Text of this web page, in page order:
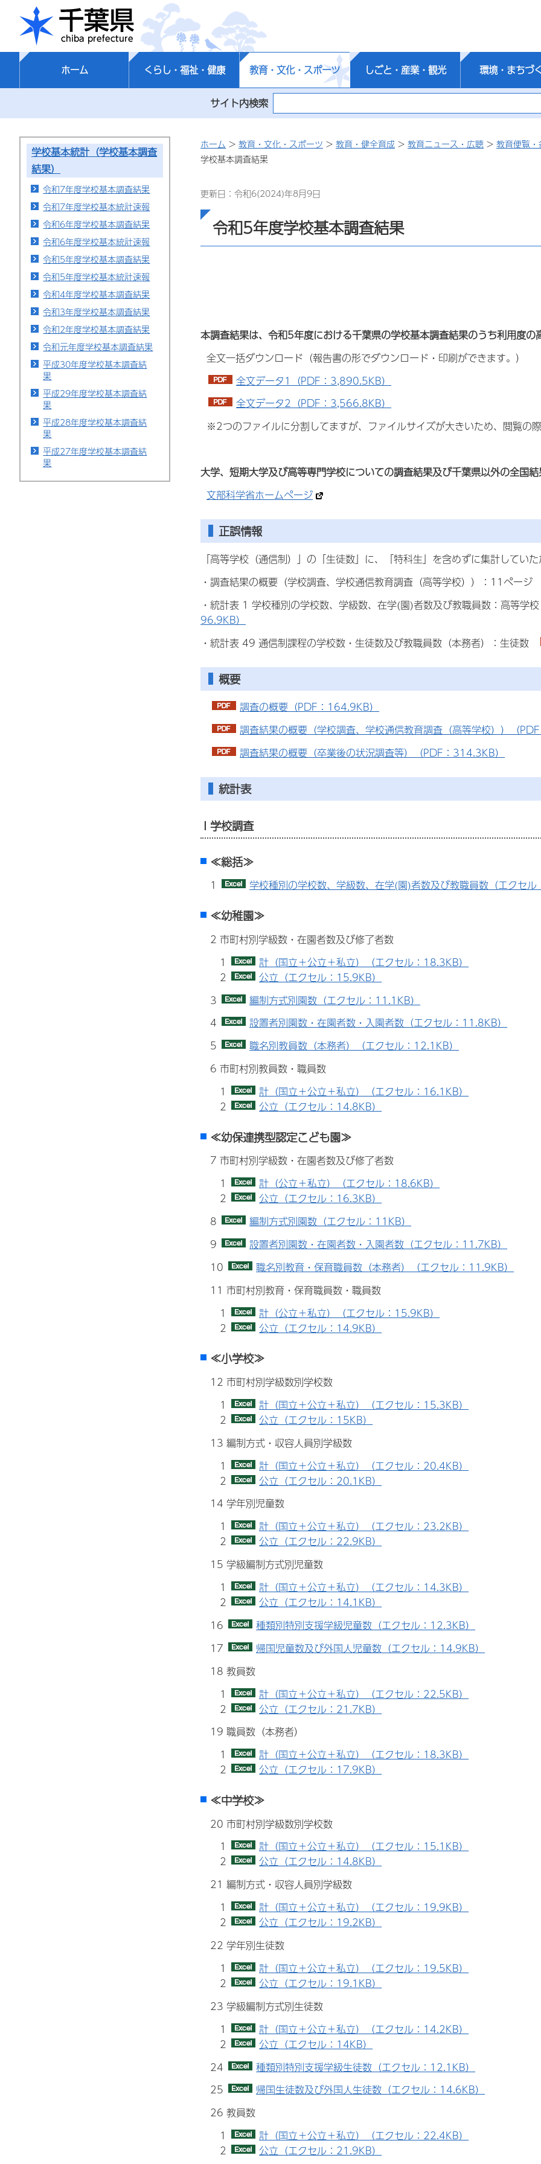
千葉県
ホーム くらし・福祉・健康 教育・文化・スポーツ しごと・産業・観光 環境・まちづ
サイト内検索
学校基本統計（学校基本調査
結果）
令和7年度学校基本調査結果
令和7年度学校基本統計速報
令和6年度学校基本調査結果
令和6年度学校基本統計速報
令和5年度学校基本調査結果
令和5年度学校基本統計速報
令和4年度学校基本調査結果
令和3年度学校基本調査結果
令和2年度学校基本調査結果
令和元年度学校基本調査結果
平成30年度学校基本調査結
果
平成29年度学校基本調査結
果
平成28年度学校基本調査結
果
平成27年度学校基本調査結
果
ホーム > 教育・文化・スポーツ > 教育・健全育成 > 教育ニュース・広聴 > 教育便覧
学校基本調査結果
更新日：令和6(2024)年8月9日
令和5年度学校基本調査結果
本調査結果は、令和5年度における千葉県の学校基本調査結果のうち利用度の
全文一括ダウンロード（報告書の形でダウンロード・印刷ができます。）
全文データ1（PDF：3,890.5KB）
全文データ2（PDF：3,566.8KB）
※2つのファイルに分割してますが、ファイルサイズが大きいため、閲覧の際
大学、短期大学及び高等専門学校についての調査結果及び千葉県以外の全国
文部科学省ホームページ
正誤情報
「高等学校（通信制）」の「生徒数」に、「特科生」を含めずに集計してい
・調査結果の概要（学校調査、学校通信教育調査（高等学校））：11ページ
・統計表 1 学校種別の学校数、学級数、在学(園)者数及び教職員数：高等学
96.9KB）
・統計表 49 通信制課程の学校数・生徒数及び教職員数（本務者）：生徒数
概要
調査の概要（PDF：164.9KB）
調査結果の概要（学校調査、学校通信教育調査（高等学校））（
調査結果の概要（卒業後の状況調査等）（PDF：314.3KB）
統計表
I 学校調査
≪総括≫
1 学校種別の学校数、学級数、在学(園)者数及び教職員数（エクセル
≪幼稚園≫
2 市町村別学級数・在園者数及び修了者数
1
計（国立＋公立＋私立）（エクセル：18.3KB）
2
公立（エクセル：15.9KB）
3
編制方式別園数（エクセル：11.1KB）
4
設置者別園数・在園者数・入園者数（エクセル：11.8KB）
5
職名別教員数（本務者）（エクセル：12.1KB）
6 市町村別教員数・職員数
1
計（国立＋公立＋私立）（エクセル：16.1KB）
2
公立（エクセル：14.8KB）
≪幼保連携型認定こども園≫
7 市町村別学級数・在園者数及び修了者数
1
計（公立＋私立）（エクセル：18.6KB）
2
公立（エクセル：16.3KB）
8
編制方式別園数（エクセル：11KB）
9
設置者別園数・在園者数・入園者数（エクセル：11.7KB）
10
職名別教育・保育職員数（本務者）（エクセル：11.9KB）
11 市町村別教育・保育職員数・職員数
1
計（公立＋私立）（エクセル：15.9KB）
2
公立（エクセル：14.9KB）
≪小学校≫
12 市町村別学級数別学校数
1
計（国立＋公立＋私立）（エクセル：15.3KB）
2
公立（エクセル：15KB）
13 編制方式・収容人員別学級数
1
計（国立＋公立＋私立）（エクセル：20.4KB）
2
公立（エクセル：20.1KB）
14 学年別児童数
1
計（国立＋公立＋私立）（エクセル：23.2KB）
2
公立（エクセル：22.9KB）
15 学級編制方式別児童数
1
計（国立＋公立＋私立）（エクセル：14.3KB）
2
公立（エクセル：14.1KB）
16
種類別特別支援学級児童数（エクセル：12.3KB）
17
帰国児童数及び外国人児童数（エクセル：14.9KB）
18 教員数
1
計（国立＋公立＋私立）（エクセル：22.5KB）
2
公立（エクセル：21.7KB）
19 職員数（本務者）
1
計（国立＋公立＋私立）（エクセル：18.3KB）
2
公立（エクセル：17.9KB）
≪中学校≫
20 市町村別学級数別学校数
1
計（国立＋公立＋私立）（エクセル：15.1KB）
2
公立（エクセル：14.8KB）
21 編制方式・収容人員別学級数
1
計（国立＋公立＋私立）（エクセル：19.9KB）
2
公立（エクセル：19.2KB）
22 学年別生徒数
1
計（国立＋公立＋私立）（エクセル：19.5KB）
2
公立（エクセル：19.1KB）
23 学級編制方式別生徒数
1
計（国立＋公立＋私立）（エクセル：14.2KB）
2
公立（エクセル：14KB）
24
種類別特別支援学級生徒数（エクセル：12.1KB）
25
帰国生徒数及び外国人生徒数（エクセル：14.6KB）
26 教員数
1
計（国立＋公立＋私立）（エクセル：22.4KB）
2
公立（エクセル：21.9KB）